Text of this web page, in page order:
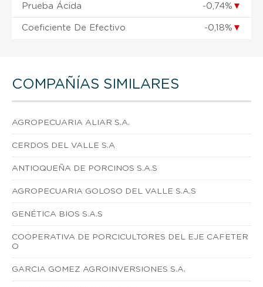
Prueba Ácida -0,74% ▼
Coeficiente De Efectivo -0,18% ▼
COMPAÑÍAS SIMILARES
AGROPECUARIA ALIAR S.A.
CERDOS DEL VALLE S.A
ANTIOQUEÑA DE PORCINOS S.A.S
AGROPECUARIA GOLOSO DEL VALLE S.A.S
GENÉTICA BIOS S.A.S
COOPERATIVA DE PORCICULTORES DEL EJE CAFETER
O
GARCIA GOMEZ AGROINVERSIONES S.A.